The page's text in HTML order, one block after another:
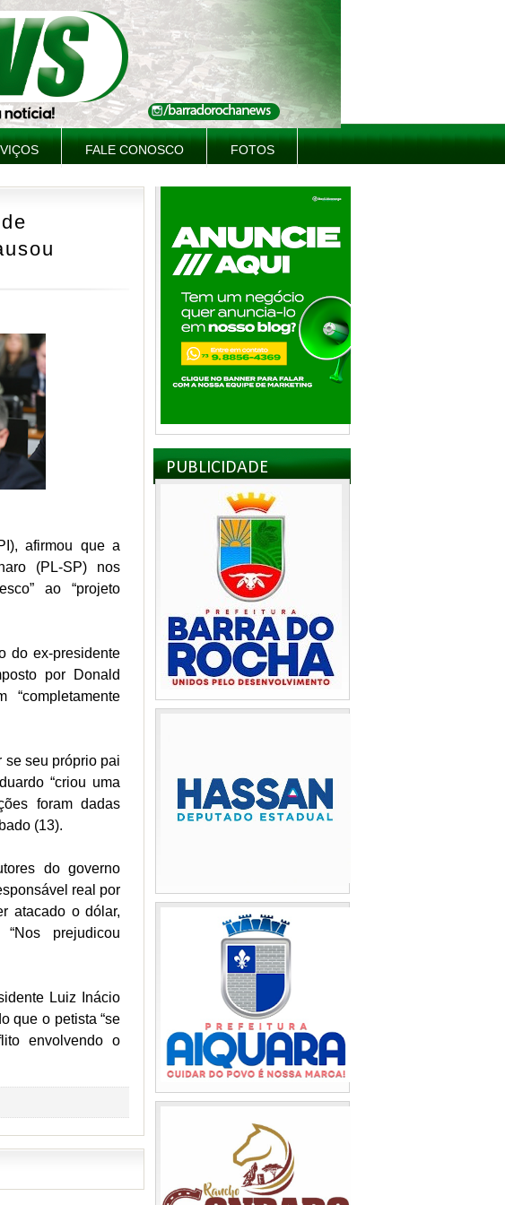
FALE CONOSCO FOTOS
afirmou que a
(PL-SP) nos
ao “projeto
do ex-presidente
por Donald
se seu próprio pai
“criou uma
foram dadas
(13).
do governo
real por
atacado o dólar,
prejudicou
Luiz Inácio
que o petista “se
envolvendo o
PUBLICIDADE